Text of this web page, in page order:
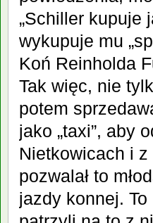
„Schiller kupuje
wykupuje mu
Koń Reinholda
Tak więc, nie
potem
jako „taxi”, aby
Nietkowicach i
pozwalał to
jazdy konnej.